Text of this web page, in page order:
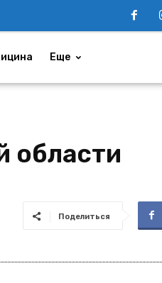
Еще
области
Поделиться